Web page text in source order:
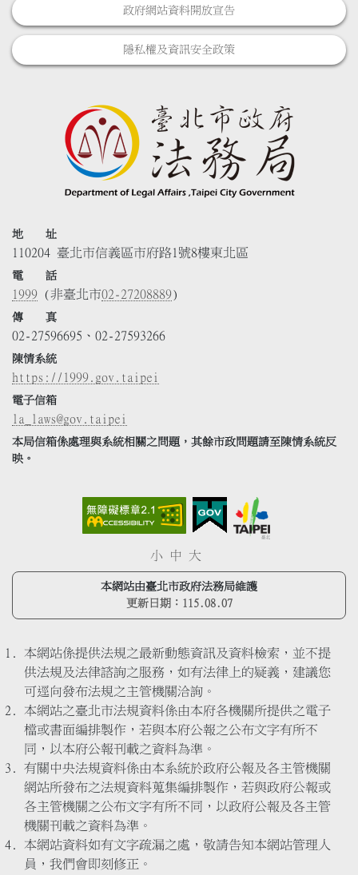
政府網站資料開放宣告
隱私權及資訊安全政策
地 址
110204 臺北市信義區市府路1號8樓東北區
電 話
1999 (非臺北市02-27208889)
傳 真
02-27596695、02-27593266
陳情系統
https://1999.gov.taipei
電子信箱
la_laws@gov.taipei
本局信箱係處理與系統相關之問題，其餘市政問題請至陳情系統反
映。
小 中 大
本網站由臺北市政府法務局維護
更新日期： 115.08.07
本網站係提供法規之最新動態資訊及資料檢索，並不提
供法規及法律諮詢之服務，如有法律上的疑義，建議您
可逕向發布法規之主管機關洽詢。
本網站之臺北市法規資料係由本府各機關所提供之電子
檔或書面編排製作，若與本府公報之公布文字有所不
同，以本府公報刊載之資料為準。
有關中央法規資料係由本系統於政府公報及各主管機關
網站所發布之法規資料蒐集編排製作，若與政府公報或
各主管機關之公布文字有所不同，以政府公報及各主管
機關刊載之資料為準。
本網站資料如有文字疏漏之處，敬請告知本網站管理人
員，我們會即刻修正。